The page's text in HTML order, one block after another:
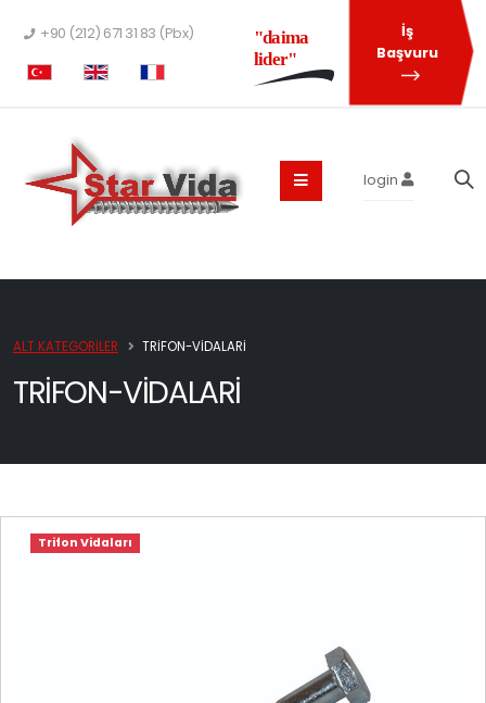
+90 (212) 671 31 83 (Pbx)
"daima
lider"
İş
Başvuru
login
TRIFON-VIDALARI
ALT KATEGORILER TRIFON-VIDALARI
Trifon Vidaları